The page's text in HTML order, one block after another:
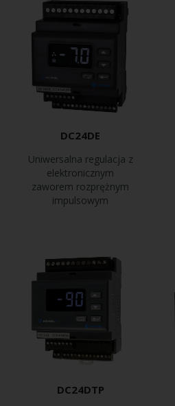
DC24DE
Uniwersalna regulacja z
elektronicznym
zaworem rozprężnym
impulsowym
DC24DTP